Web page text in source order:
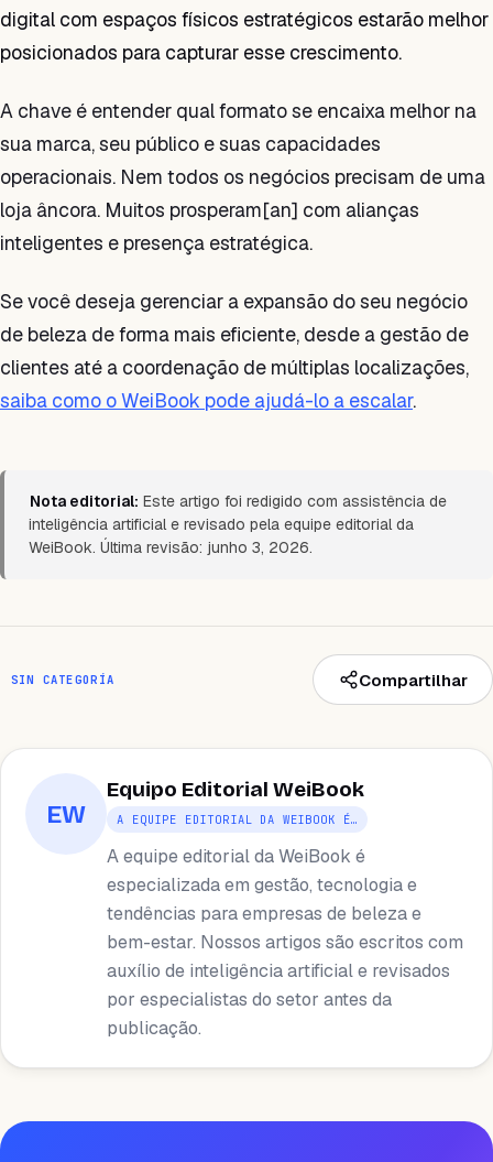
digital com espaços físicos estratégicos estarão melhor
posicionados para capturar esse crescimento.
A chave é entender qual formato se encaixa melhor na
sua marca, seu público e suas capacidades
operacionais. Nem todos os negócios precisam de uma
loja âncora. Muitos prosperam[an] com alianças
inteligentes e presença estratégica.
Se você deseja gerenciar a expansão do seu negócio
de beleza de forma mais eficiente, desde a gestão de
clientes até a coordenação de múltiplas localizações,
saiba como o WeiBook pode ajudá-lo a escalar.
Nota editorial: Este artigo foi redigido com assistência de
inteligência artificial e revisado pela equipe editorial da
WeiBook. Última revisão: junho 3, 2026.
SIN CATEGORÍA Compartilhar
EW
Equipo Editorial WeiBook
A EQUIPE EDITORIAL DA WEIBOOK É…
A equipe editorial da WeiBook é
especializada em gestão, tecnologia e
tendências para empresas de beleza e
bem-estar. Nossos artigos são escritos com
auxílio de inteligência artificial e revisados ​​
por especialistas do setor antes da
publicação.